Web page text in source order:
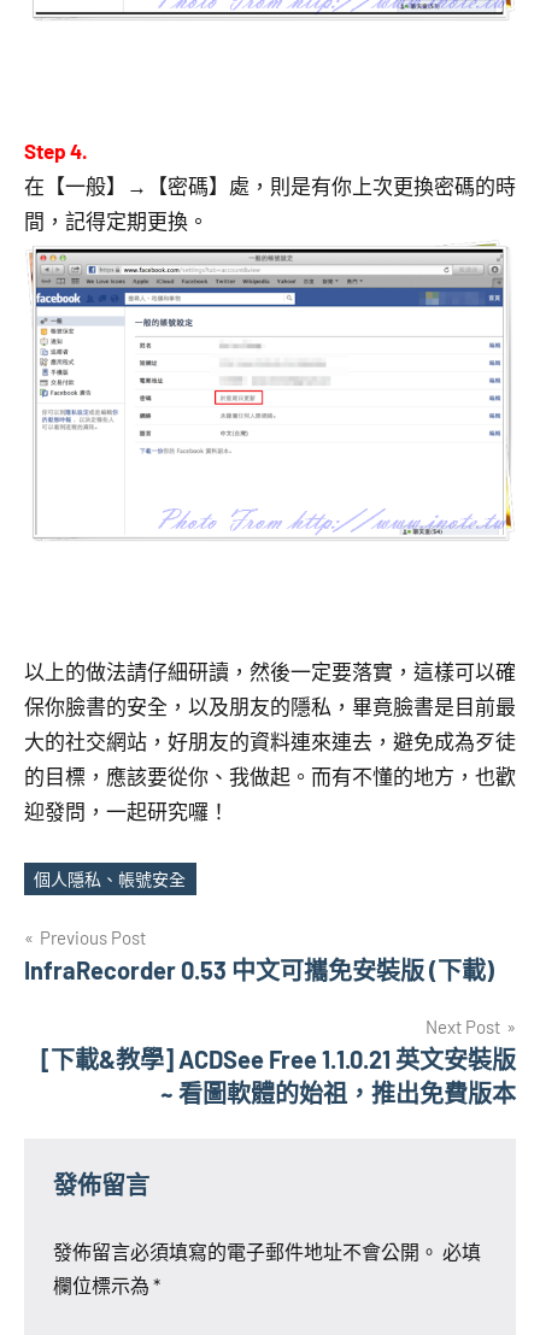
Step 4.
在【一般】→【密碼】處，則是有你上次更換密碼的時
間，記得定期更換。
以上的做法請仔細研讀，然後一定要落實，這樣可以確
保你臉書的安全，以及朋友的隱私，畢竟臉書是目前最
大的社交網站，好朋友的資料連來連去，避免成為歹徒
的目標，應該要從你、我做起。而有不懂的地方，也歡
迎發問，一起研究囉！
Tags
個人隱私、帳號安全
文
章
導
覽
Previous Post
InfraRecorder 0.53 中文可攜免安裝版 (下載)
Next Post
[下載&教學] ACDSee Free 1.1.0.21 英文安裝版
~ 看圖軟體的始祖，推出免費版本
發佈留言
發佈留言必須填寫的電子郵件地址不會公開。 必填
欄位標示為 *